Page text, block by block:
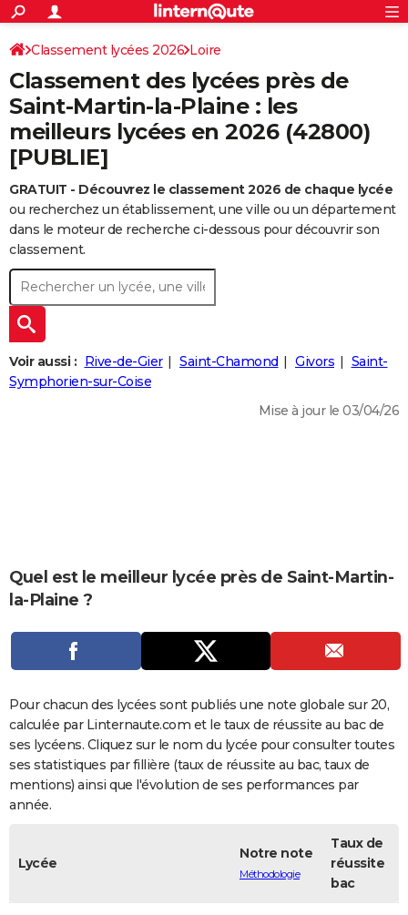
ACTUALITÉS
Politique
Société
Faits Divers
Education
Monde
Villes
+
SPORT
Coupe du monde 2026
Football
Tennis
Cyclisme
Rugby
Forum
CULTURE
Programme TV
TNT
Streaming
Cinéma
Sorties cinéma
Musique
+
FINANCE
Retraite
Impôts
Epargne
Immobilier
Risques naturels par ville
Banque
Assurance
Crédit
AUTO
Réserver un essai
Citadines
Berlines
Forum auto
HIGH-TECH
BRICOLAGE
Aménagement intérieur
Cuisine
Jardinage
+ WEEK-END
Guides de France
Escapades
Patrimoine
Expositions
Musées
Week-end nature
+
LIFESTYLE
SANTE
Alimentation
Guide de la santé
Maladies
Médicaments
Sommeil
+ VOYAGE
Carte de Noël
Carte Bonne année
Carte Saint-Valentin
Carte Pâques
Carte d'anniversaire
DICTIONNAIRE
Dictionnaire
Biographies
Citations
Expressions
Proverbes
COPAINS D'AVANT
FORUM
Bricolage
Lifestyle
Culture
Television
Voyage
Cinema
S'inscrire
Connexion
Classement lycées 2026 Loire
Classement des lycées près de
Saint-Martin-la-Plaine : les
meilleurs lycées en 2026 (42800)
[PUBLIE]
GRATUIT - Découvrez le classement 2026 de chaque lycée
ou recherchez un établissement, une ville ou un département
dans le moteur de recherche ci-dessous pour découvrir son
classement.
Voir aussi : Rive-de-Gier Saint-Chamond Givors
Saint-
Symphorien-sur-Coise
Mise à jour le 03/04/26
Quel est le meilleur lycée près de Saint-Martin-
la-Plaine ?
Pour chacun des lycées sont publiés une note globale sur 20,
calculée par Linternaute.com et le taux de réussite au bac de
ses lycéens. Cliquez sur le nom du lycée pour consulter toutes
ses statistiques par fillière (taux de réussite au bac, taux de
mentions) ainsi que l'évolution de ses performances par
année.
Lycée
Notre note
Méthodologie
Taux de
réussite
bac